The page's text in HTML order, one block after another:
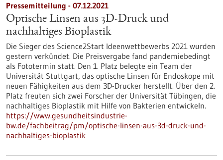
Pressemitteilung - 07.12.2021
Optische Linsen aus 3D-Druck und
nachhaltiges Bioplastik
Die Sieger des Science2Start Ideenwettbewerbs 2021 wurden
gestern verkündet. Die Preisvergabe fand pandemiebedingt
als Fototermin statt. Den 1. Platz belegte ein Team der
Universität Stuttgart, das optische Linsen für Endoskope mit
neuen Fähigkeiten aus dem 3D-Drucker herstellt. Über den 2.
Platz freuten sich zwei Forscher der Universität Tübingen, die
nachhaltiges Bioplastik mit Hilfe von Bakterien entwickeln.
https://www.gesundheitsindustrie-
bw.de/fachbeitrag/pm/optische-linsen-aus-3d-druck-und-
nachhaltiges-bioplastik